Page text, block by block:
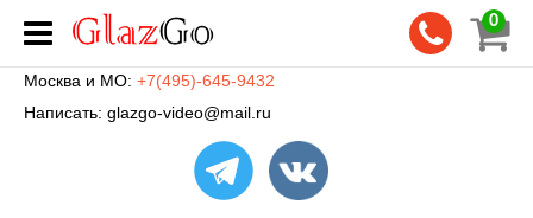
0
Москва и МО: +7(495)-645-9432
Написать: glazgo-video@mail.ru